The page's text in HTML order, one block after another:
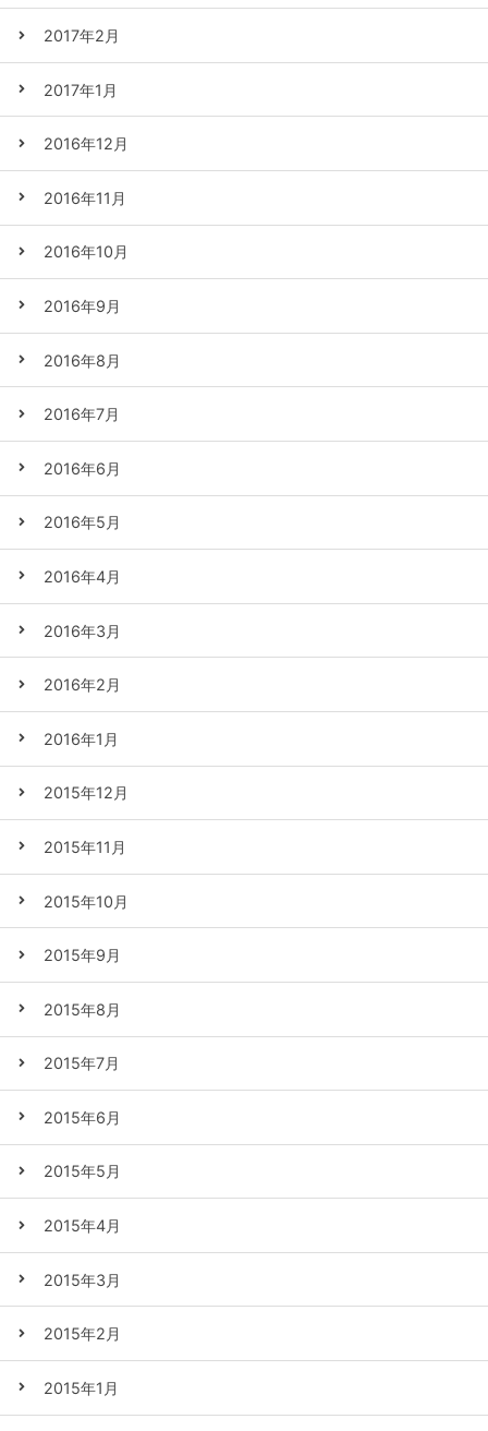
2017年2月
2017年1月
2016年12月
2016年11月
2016年10月
2016年9月
2016年8月
2016年7月
2016年6月
2016年5月
2016年4月
2016年3月
2016年2月
2016年1月
2015年12月
2015年11月
2015年10月
2015年9月
2015年8月
2015年7月
2015年6月
2015年5月
2015年4月
2015年3月
2015年2月
2015年1月